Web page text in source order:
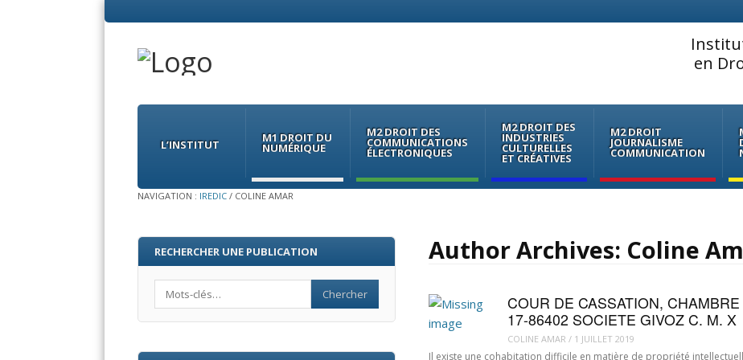
en
Menu
Skip
contentL’INSTITUT M1 DROIT DU
NUMÉRIQUE
M2 DROIT DES
COMMUNICATIONS
ÉLECTRONIQUES
M2 DROIT DES
INDUSTRIES
CULTURELLES
ET CRÉATIVES
M2 DROIT
JOURNALISME
COMMUNICATION
NAVIGATION : IREDIC / COLINE AMAR
Author Archives: Coline
COUR DE CASSATION,
17-86402 SOCIETE GIVOZ C. M. X
COLINE AMAR / 1 JUILLET 2019
Il existe une cohabitation difficile en matière de propriété
RECHERCHER UNE PUBLICATION